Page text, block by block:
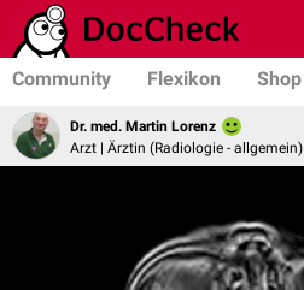
Community Flexikon Shop
Dr. med. Martin Lorenz
Arzt | Ärztin (Radiologie - allgemein)